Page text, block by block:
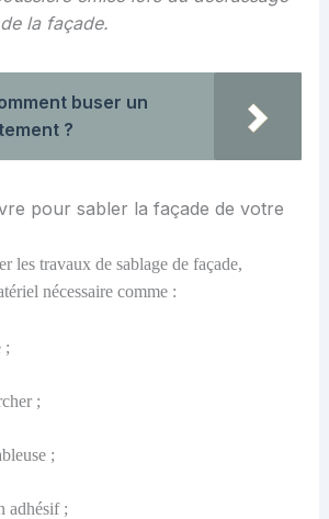
la façade.
buser un
?
pour sabler la façade de votre
les travaux de sablage de façade,
nécessaire comme :
;
;
;
adhésif ;